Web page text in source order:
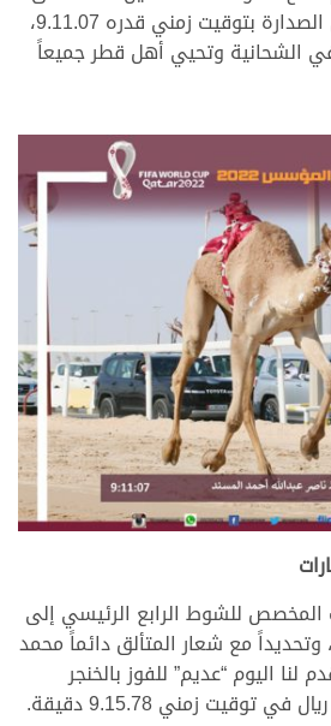
أنهت الشوط وهي في الصدارة بتوقيت زمني قدره 9.11.07،
الشحانية وتحيي أهل قطر جميعاً
المخصص للشوط الرابع الرئيسي إلى
وتحديداً مع شعار المتألق دائماً محمد
اليوم “عديم” للفوز بالخنجر
زمني 9.15.78 دقيقة.